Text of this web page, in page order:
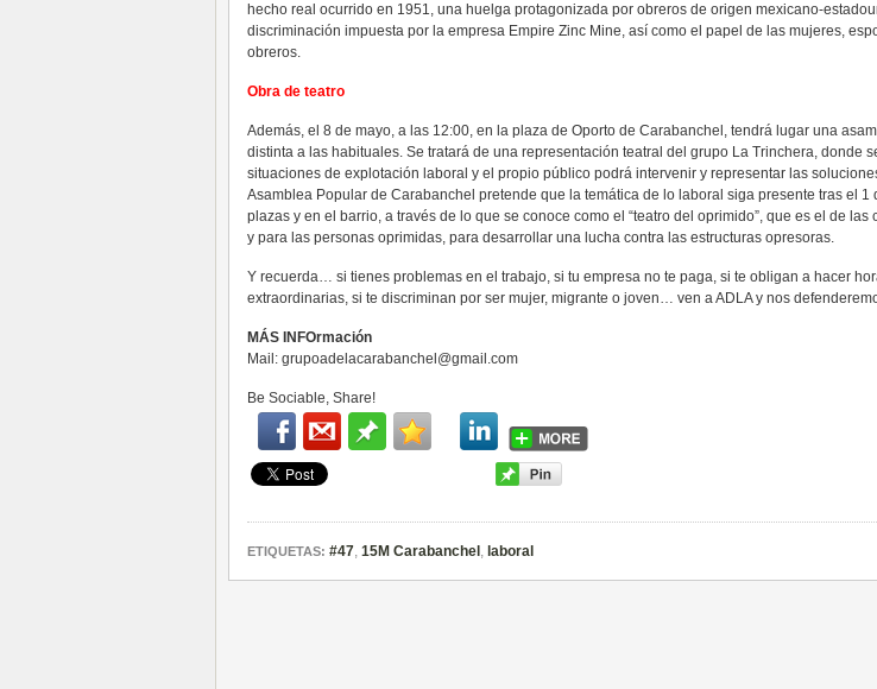
hecho real ocurrido en 1951, una huelga protagonizada por obreros de origen mexicano-
discriminación impuesta por la empresa Empire Zinc Mine, así como el papel de las mujeres,
obreros.
Obra de teatro
Además, el 8 de mayo, a las 12:00, en la plaza de Oporto de Carabanchel, tendrá lugar una
distinta a las habituales. Se tratará de una representación teatral del grupo La Trinchera, donde
situaciones de explotación laboral y el propio público podrá intervenir y representar las
Asamblea Popular de Carabanchel pretende que la temática de lo laboral siga presente tras el 1
plazas y en el barrio, a través de lo que se conoce como el “teatro del oprimido”, que es el de las
y para las personas oprimidas, para desarrollar una lucha contra las estructuras opresoras.
Y recuerda… si tienes problemas en el trabajo, si tu empresa no te paga, si te obligan a hacer
extraordinarias, si te discriminan por ser mujer, migrante o joven… ven a ADLA y nos
MÁS INFOrmación
Mail: grupoadelacarabanchel@gmail.com
Be Sociable, Share!
ETIQUETAS: #47, 15M Carabanchel , laboral